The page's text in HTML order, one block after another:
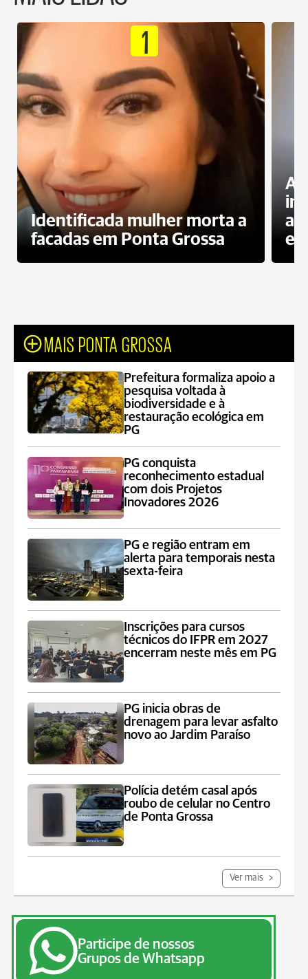
1
Identificada mulher morta a
facadas em Ponta Grossa
MAIS PONTA GROSSA
Prefeitura formaliza apoio a
pesquisa voltada à
biodiversidade e à
restauração ecológica em
PG
PG conquista
reconhecimento estadual
com dois Projetos
Inovadores 2026
PG e região entram em
alerta para temporais nesta
sexta-feira
Inscrições para cursos
técnicos do IFPR em 2027
encerram neste mês em PG
PG inicia obras de
drenagem para levar asfalto
novo ao Jardim Paraíso
Polícia detém casal após
roubo de celular no Centro
de Ponta Grossa
Ver mais
Participe de nossos
Grupos de Whatsapp